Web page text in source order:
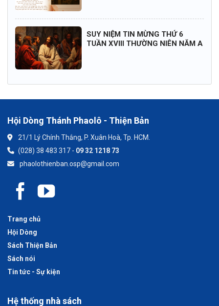
SUY NIỆM TIN MỪNG THỨ 6
TUẦN XVIII THƯỜNG NIÊN NĂM A
Hội Dòng Thánh Phaolô - Thiện Bản
21/1 Lý Chính Thắng, P. Xuân Hoà, Tp. HCM.
(028) 38 483 317 - 09 32 1218 73
phaolothienban.osp@gmail.com
Trang chủ
Hội Dòng
Sách Thiện Bản
Sách nói
Tin tức - Sự kiện
Hệ thống nhà sách